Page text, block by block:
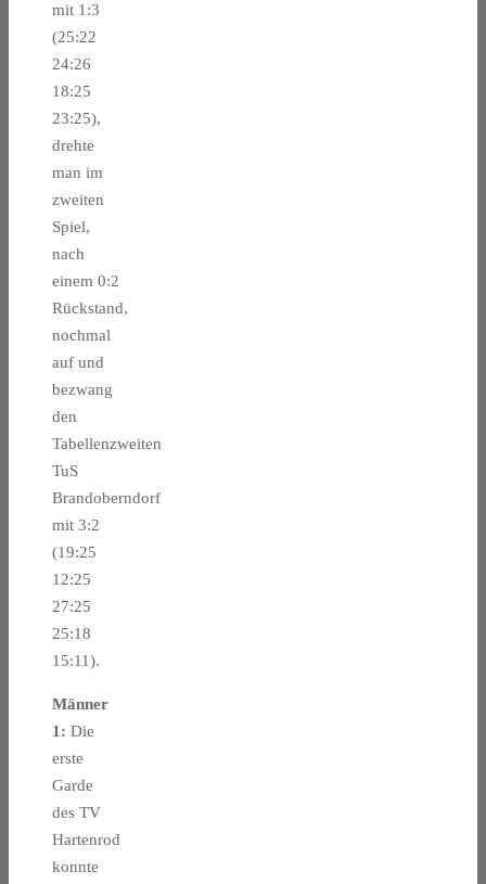
mit 1:3
(25:22
24:26
18:25
23:25),
drehte
man im
zweiten
Spiel,
nach
einem 0:2
Rückstand,
nochmal
auf und
bezwang
den
Tabellenzweiten
TuS
Brandoberndorf
mit 3:2
(19:25
12:25
27:25
25:18
15:11).
Männer
1: Die
erste
Garde
des TV
Hartenrod
konnte